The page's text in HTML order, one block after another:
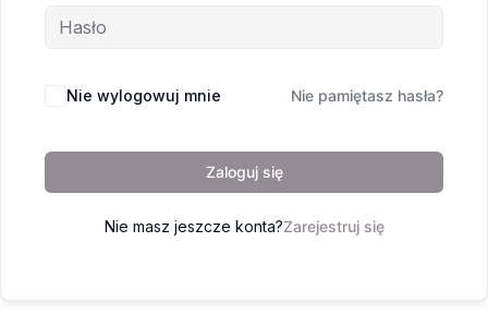
Nie wylogowuj mnie Nie pamiętasz hasła?
Zaloguj się
Nie masz jeszcze konta?Zarejestruj się